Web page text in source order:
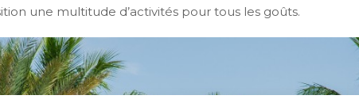
une multitude d’activités pour tous les goûts.